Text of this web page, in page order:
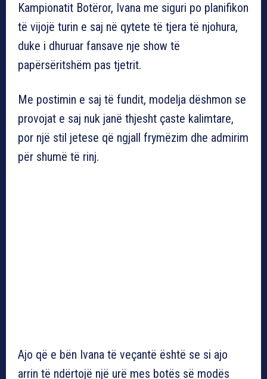
Kampionatit Botëror, Ivana me siguri po planifikon
të vijojë turin e saj në qytete të tjera të njohura,
duke i dhuruar fansave nje show të
papërsëritshëm pas tjetrit.
Me postimin e saj të fundit, modelja dëshmon se
provojat e saj nuk janë thjesht çaste kalimtare,
por një stil jetese që ngjall frymëzim dhe admirim
për shumë të rinj.
Ajo që e bën Ivana të veçantë është se si ajo
arrin të ndërtojë një urë mes botës së modës